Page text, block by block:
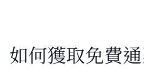
如何獲取免費